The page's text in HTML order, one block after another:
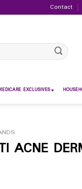
Contact
EXCLUSIVES
ACNE